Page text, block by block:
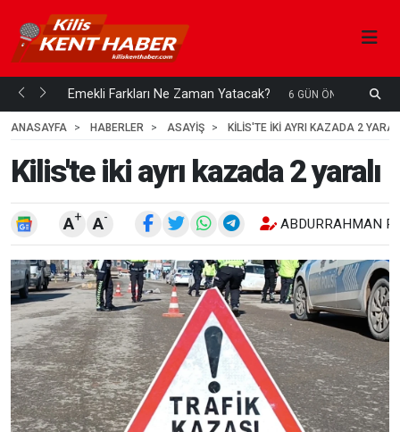
mi... Emekli Farkları Ne Zaman Yatacak? 6 GÜN ÖNCE
ANASAYFA
HABERLER ASAYİŞ KILIS'TE IKI AYRI KAZADA 2
Kilis'te iki ayrı kazada 2 yaralı
A+ A- ABDURRAHMAN